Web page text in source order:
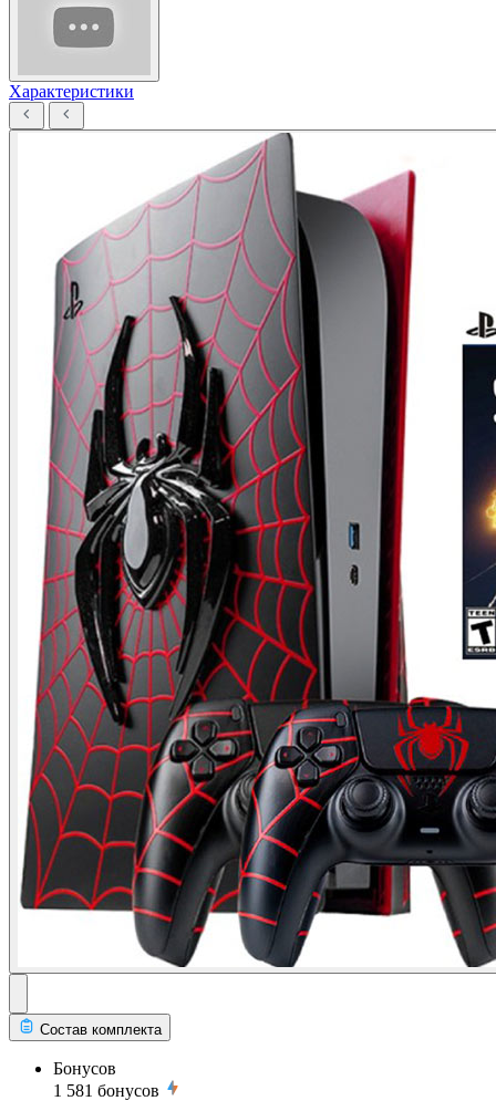
Характеристики
Состав комплекта
Бонусов
1 581 бонусов